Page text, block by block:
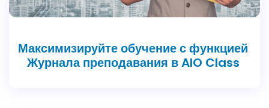
Максимизируйте обучение с функцией
Журнала преподавания в AIO Class